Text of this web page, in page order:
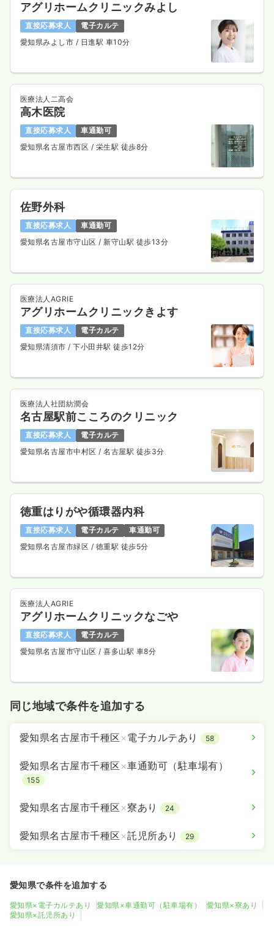
アグリホームクリニックみよし
直接応募求人
電子カルテ
愛知県みよし市 / 日進駅 車10分
医療法人二高会
高木医院
直接応募求人
車通勤可
愛知県名古屋市西区 / 栄生駅 徒歩8分
佐野外科
直接応募求人
車通勤可
愛知県名古屋市守山区 / 新守山駅 徒歩13分
医療法人AGRIE
アグリホームクリニックきよす
直接応募求人
電子カルテ
愛知県清須市 / 下小田井駅 徒歩12分
医療法人社団紡潤会
名古屋駅前こころのクリニック
直接応募求人
電子カルテ
愛知県名古屋市中村区 / 名古屋駅 徒歩3分
徳重はりがや循環器内科
直接応募求人 電子カルテ
車通勤可
愛知県名古屋市緑区 / 徳重駅 徒歩5分
医療法人AGRIE
アグリホームクリニックなごや
直接応募求人
電子カルテ
愛知県名古屋市守山区 / 喜多山駅 車8分
同じ地域で条件を追加する
愛知県名古屋市千種区 ×電子カルテあり 58
愛知県名古屋市千種区 ×車通勤可（駐車場有）
155
愛知県名古屋市千種区 ×寮あり 24
愛知県名古屋市千種区 ×託児所あり 29
愛知県で条件を追加する
愛知県×電子カルテあり 愛知県×車通勤可（駐車場有）
愛知県×寮あり
愛知県×託児所あり